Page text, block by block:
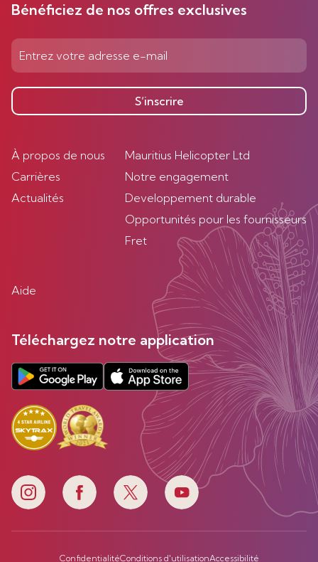
Bénéficiez de nos offres exclusives
S’inscrire
À propos de nous
Carrières
Actualités
Mauritius Helicopter Ltd
Notre engagement
Developpement durable
Opportunités pour les fournisseurs
Fret
Aide
Téléchargez notre application
ConfidentialitéConditions d'utilisationAccessibilité